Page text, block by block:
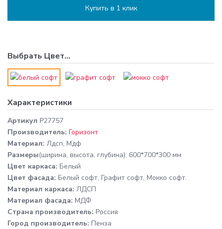
Купить в 1 клик
Выбрать Цвет...
Характеристики
Артикул P27757
Производитель: Горизонт
Материал: Лдсп, Мдф
Размеры(ширина, высота, глубина): 600*700*300 мм
Цвет каркаса: Белый
Цвет фасада: Белый софт, Графит софт, Мокко софт.
Материал каркаса: ЛДСП
Материал фасада: МДФ
Cтрана производитель: Россия
Город производитель: Пенза